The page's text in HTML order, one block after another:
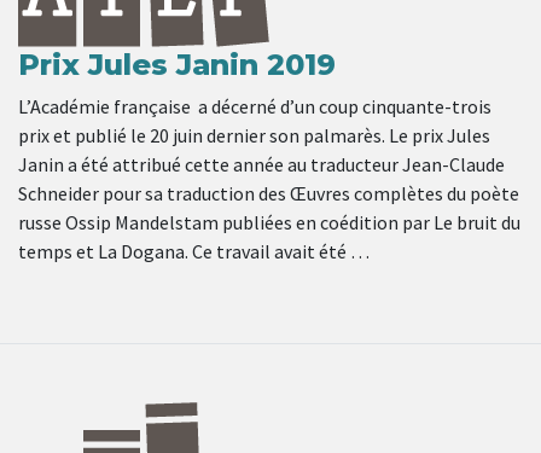
Prix Jules Janin 2019
L’Académie française a décerné d’un coup cinquante-trois
prix et publié le 20 juin dernier son palmarès. Le prix Jules
Janin a été attribué cette année au traducteur Jean-Claude
Schneider pour sa traduction des Œuvres complètes du poète
russe Ossip Mandelstam publiées en coédition par Le bruit du
temps et La Dogana. Ce travail avait été …